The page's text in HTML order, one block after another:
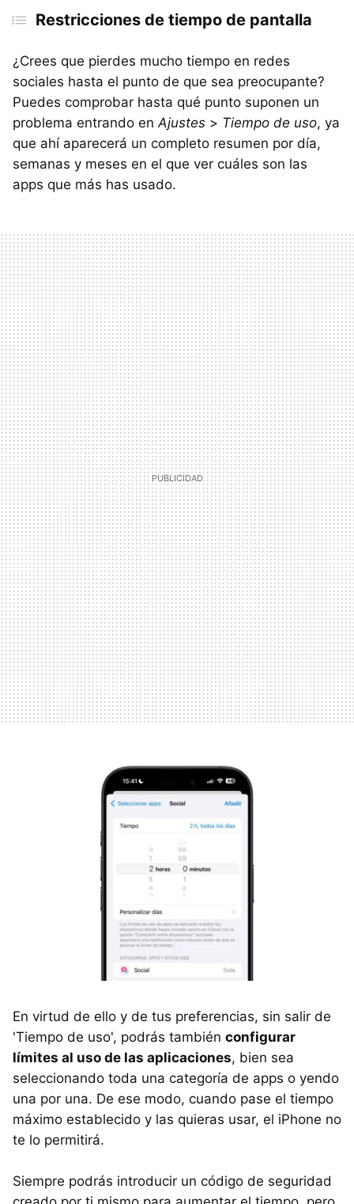
Restricciones de tiempo de pantalla
¿Crees que pierdes mucho tiempo en redes
sociales hasta el punto de que sea preocupante?
Puedes comprobar hasta qué punto suponen un
problema entrando en Ajustes > Tiempo de uso, ya
que ahí aparecerá un completo resumen por día,
semanas y meses en el que ver cuáles son las
apps que más has usado.
En virtud de ello y de tus preferencias, sin salir de
'Tiempo de uso', podrás también configurar
límites al uso de las aplicaciones, bien sea
seleccionando toda una categoría de apps o yendo
una por una. De ese modo, cuando pase el tiempo
máximo establecido y las quieras usar, el iPhone no
te lo permitirá.
Siempre podrás introducir un código de seguridad